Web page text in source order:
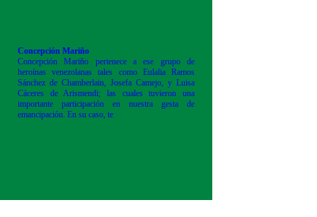
Concepción Mariño
Concepción Mariño pertenece a ese grupo de
heroínas venezolanas tales como Eulalia Ramos
Sánchez de Chamberlain, Josefa Camejo, y Luisa
Cáceres de Arismendi; las cuales tuvieron una
importante participación en nuestra gesta de
emancipación. En su caso, te